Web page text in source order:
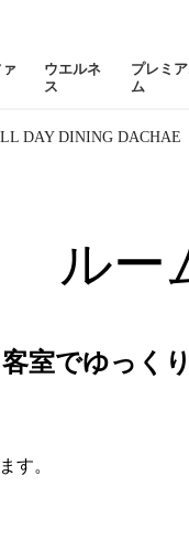
ウエルネ
ス
プレミ
ム
DAY DINING DACHAE
ルー
客室でゆっく
す。